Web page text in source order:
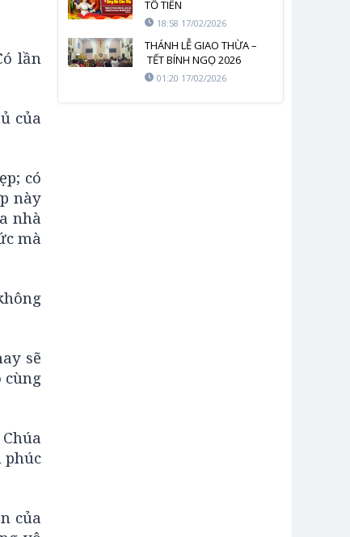
lần
của
có
này
nhà
mà
sẽ
cùng
phúc
của
TỔ TIÊN
18:58 17/02/2026
THÁNH LỄ GIAO THỪA –
TẾT BÍNH NGỌ 2026
01:20 17/02/2026